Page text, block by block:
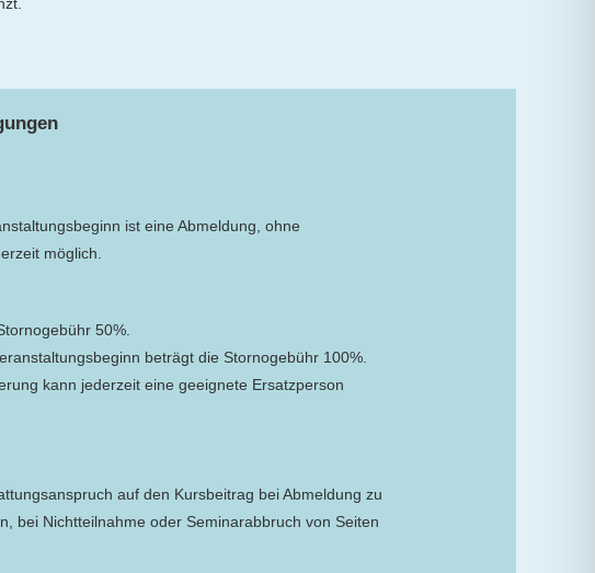
ist eine Abmeldung, ohne
möglich.
50%.
beträgt die Stornogebühr 100%.
kann jederzeit eine geeignete Ersatzperson
auf den Kursbeitrag bei Abmeldung zu
bei Nichtteilnahme oder Seminarabbruch von Seiten